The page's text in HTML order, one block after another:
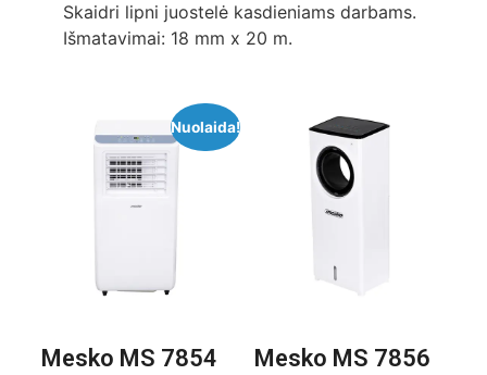
Skaidri lipni juostelė kasdieniams darbams.
Išmatavimai: 18 mm x 20 m.
Nuolaida!
Mesko MS 7854 Mesko MS 7856